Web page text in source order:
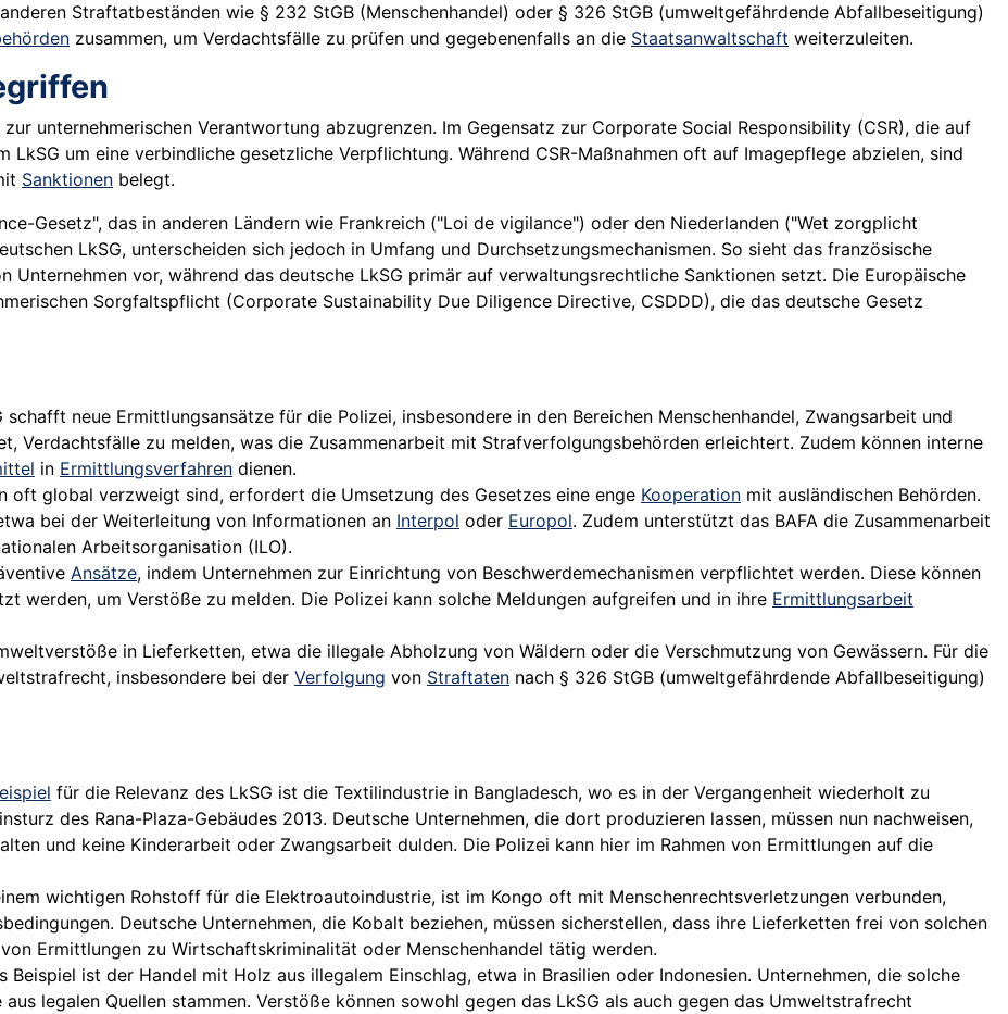
Straftatbeständen wie § 232 StGB (Menschenhandel) oder § 326 StGB (umweltgefährdende Abfallbeseitigung)
zusammen, um Verdachtsfälle zu prüfen und gegebenenfalls an die Staatsanwaltschaft weiterzuleiten.
unternehmerischen Verantwortung abzugrenzen. Im Gegensatz zur Corporate Social Responsibility (CSR), die auf
um eine verbindliche gesetzliche Verpflichtung. Während CSR-Maßnahmen oft auf Imagepflege abzielen, sind
Sanktionen belegt.
Gesetz", das in anderen Ländern wie Frankreich ("Loi de vigilance") oder den Niederlanden ("Wet zorgplicht
LkSG, unterscheiden sich jedoch in Umfang und Durchsetzungsmechanismen. So sieht das französische
Unternehmen vor, während das deutsche LkSG primär auf verwaltungsrechtliche Sanktionen setzt. Die Europäische
Sorgfaltspflicht (Corporate Sustainability Due Diligence Directive, CSDDD), die das deutsche Gesetz
schafft neue Ermittlungsansätze für die Polizei, insbesondere in den Bereichen Menschenhandel, Zwangsarbeit und
Verdachtsfälle zu melden, was die Zusammenarbeit mit Strafverfolgungsbehörden erleichtert. Zudem können interne
in Ermittlungsverfahren dienen.
oft global verzweigt sind, erfordert die Umsetzung des Gesetzes eine enge Kooperation mit ausländischen Behörden.
bei der Weiterleitung von Informationen an Interpol oder Europol. Zudem unterstützt das BAFA die Zusammenarbeit
Arbeitsorganisation (ILO).
Ansätze, indem Unternehmen zur Einrichtung von Beschwerdemechanismen verpflichtet werden. Diese können
werden, um Verstöße zu melden. Die Polizei kann solche Meldungen aufgreifen und in ihre Ermittlungsarbeit
in Lieferketten, etwa die illegale Abholzung von Wäldern oder die Verschmutzung von Gewässern. Für die
insbesondere bei der Verfolgung von Straftaten nach § 326 StGB (umweltgefährdende Abfallbeseitigung)
für die Relevanz des LkSG ist die Textilindustrie in Bangladesch, wo es in der Vergangenheit wiederholt zu
des Rana-Plaza-Gebäudes 2013. Deutsche Unternehmen, die dort produzieren lassen, müssen nun nachweisen,
und keine Kinderarbeit oder Zwangsarbeit dulden. Die Polizei kann hier im Rahmen von Ermittlungen auf die
wichtigen Rohstoff für die Elektroautoindustrie, ist im Kongo oft mit Menschenrechtsverletzungen verbunden,
Deutsche Unternehmen, die Kobalt beziehen, müssen sicherstellen, dass ihre Lieferketten frei von solchen
Ermittlungen zu Wirtschaftskriminalität oder Menschenhandel tätig werden.
Beispiel ist der Handel mit Holz aus illegalem Einschlag, etwa in Brasilien oder Indonesien. Unternehmen, die solche
legalen Quellen stammen. Verstöße können sowohl gegen das LkSG als auch gegen das Umweltstrafrecht